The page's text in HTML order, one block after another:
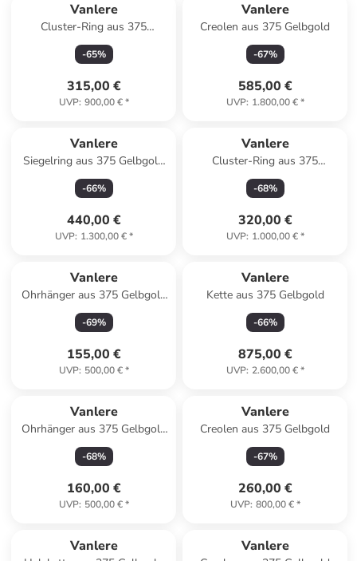
Vanlere
Cluster-Ring aus 375
Gelbgold mit Zirkonia mit
Smaragd
-65%
315,00 €
UVP: 900,00 €*
Vanlere
Creolen aus 375 Gelbgold
-67%
585,00 €
UVP: 1.800,00 €*
Vanlere
Siegelring aus 375 Gelbgold
Herz-Design
-66%
440,00 €
UVP: 1.300,00 €*
Vanlere
Cluster-Ring aus 375
Gelbgold mit Zirkonia mit
Rubin
-68%
320,00 €
UVP: 1.000,00 €*
Vanlere
Ohrhänger aus 375 Gelbgold
mit Opal
-69%
155,00 €
UVP: 500,00 €*
Vanlere
Kette aus 375 Gelbgold
-66%
875,00 €
UVP: 2.600,00 €*
Vanlere
Ohrhänger aus 375 Gelbgold
mit Saphir
-68%
160,00 €
UVP: 500,00 €*
Vanlere
Creolen aus 375 Gelbgold
-67%
260,00 €
UVP: 800,00 €*
Vanlere Vanlere